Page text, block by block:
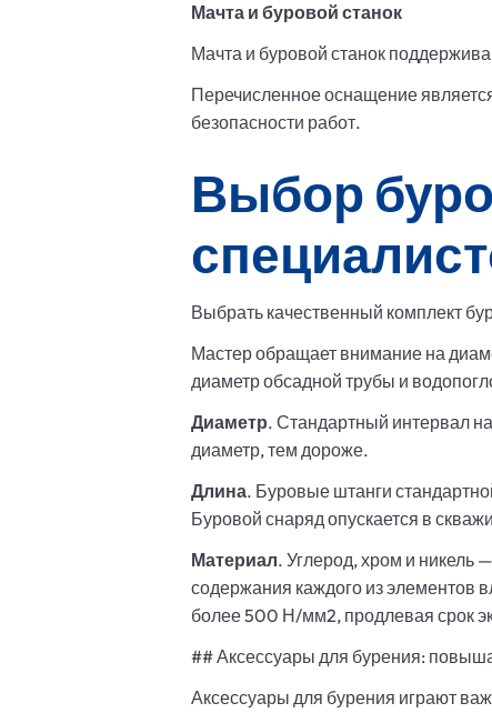
Мачта и буровой станок
Мачта и буровой станок
Перечисленное оснащение
безопасности работ.
Выбор
Выбрать качественный комплект
Мастер обращает внимание на
диаметр обсадной трубы и
Диаметр. Стандартный интервал
диаметр, тем дороже.
Длина. Буровые штанги
Буровой снаряд опускается в
Материал. Углерод, хром и никель
содержания каждого из элементов
более 500 Н/мм2, продлевая срок
## Аксессуары для бурения:
Аксессуары для бурения играют